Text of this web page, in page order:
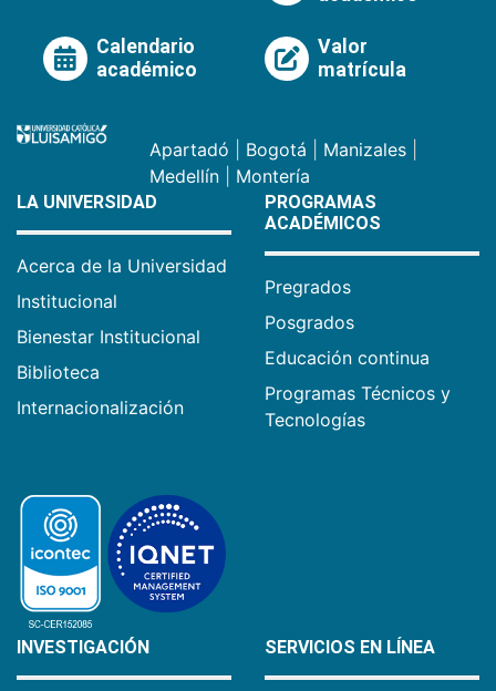
Calendario
académico
Valor
matrícula
Apartadó Bogotá Manizales
Medellín
Montería
LA UNIVERSIDAD
Acerca de la Universidad
Institucional
Bienestar Institucional
Biblioteca
Internacionalización
PROGRAMAS
ACADÉMICOS
Pregrados
Posgrados
Educación continua
Programas Técnicos y
Tecnologías
INVESTIGACIÓN SERVICIOS EN LÍNEA